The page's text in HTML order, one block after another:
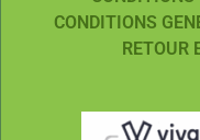
CONDITIONS
RETOUR